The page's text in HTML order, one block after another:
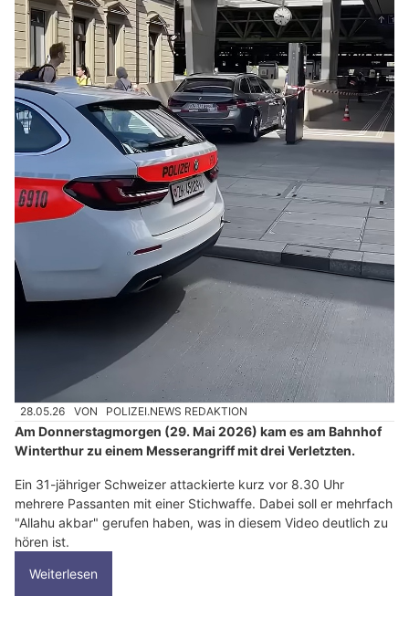
28.05.26 VON POLIZEI.NEWS REDAKTION
Am Donnerstagmorgen (29. Mai 2026) kam es am Bahnhof
Winterthur zu einem Messerangriff mit drei Verletzten.
Ein 31-jähriger Schweizer attackierte kurz vor 8.30 Uhr
mehrere Passanten mit einer Stichwaffe. Dabei soll er mehrfach
"Allahu akbar" gerufen haben, was in diesem Video deutlich zu
hören ist.
Weiterlesen